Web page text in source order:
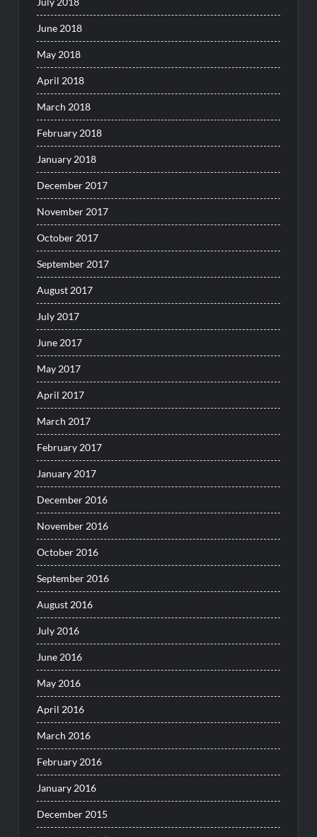
June 2018
May 2018
April 2018
March 2018
February 2018
January 2018
December 2017
November 2017
October 2017
September 2017
August 2017
July 2017
June 2017
May 2017
April 2017
March 2017
February 2017
January 2017
December 2016
November 2016
October 2016
September 2016
August 2016
July 2016
June 2016
May 2016
April 2016
March 2016
February 2016
January 2016
December 2015